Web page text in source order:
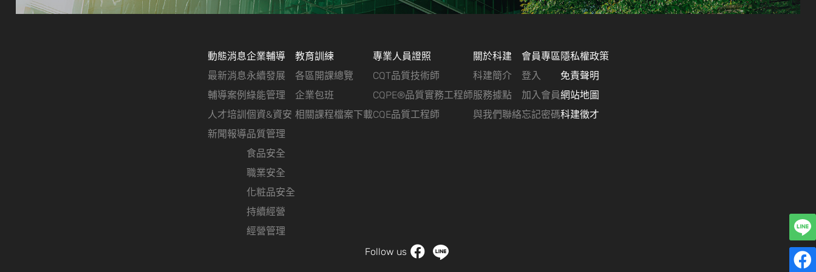
動態消息
最新消息
輔導案例
人才培訓
新聞報導
企業輔導
永續發展
綠能管理
個資&資安
品質管理
食品安全
職業安全
化粧品安全
持續經營
經營管理
教育訓練
各區開課總覽
企業包班
相關課程檔案下載
專業人員證照
CQT品質技術師
CQPE®品質實務工程師
CQE品質工程師
關於科建
科建簡介
服務據點
與我們聯絡
會員專區
登入
加入會員
忘記密碼
隱私權政策
免責聲明
網站地圖
科建徵才
Follow us